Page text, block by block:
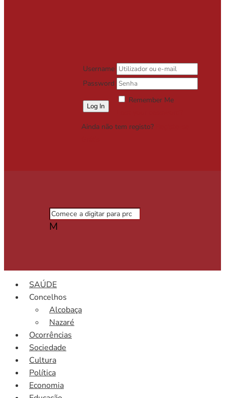
Username
Password
Remember Me
Ainda não tem registo?
M
SAÚDE
Concelhos
Alcobaça
Nazaré
Ocorrências
Sociedade
Cultura
Política
Economia